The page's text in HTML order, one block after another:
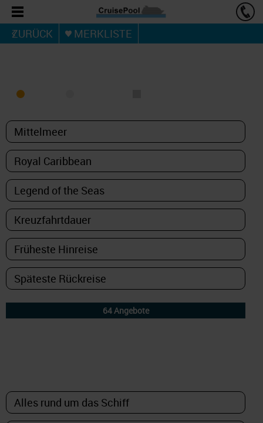
ZURÜCK MERKLISTE